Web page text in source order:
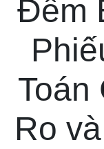
Đếm
Toán
Ro